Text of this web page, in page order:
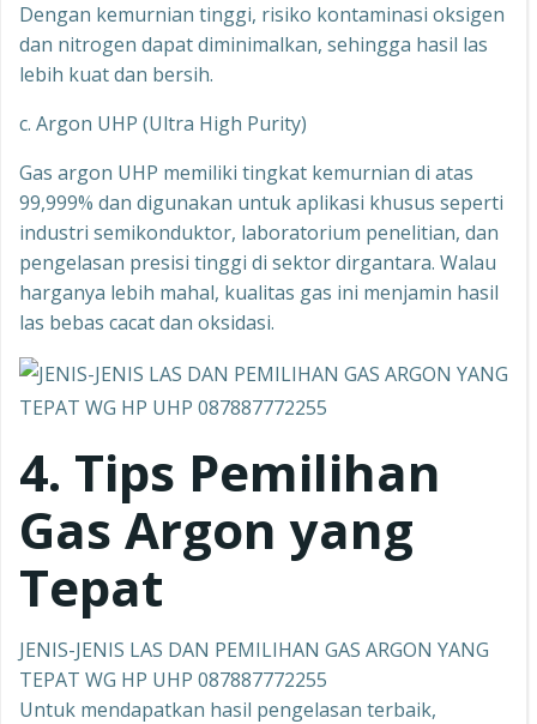
Dengan kemurnian tinggi, risiko kontaminasi oksigen
dan nitrogen dapat diminimalkan, sehingga hasil las
lebih kuat dan bersih.
c. Argon UHP (Ultra High Purity)
Gas argon UHP memiliki tingkat kemurnian di atas
99,999% dan digunakan untuk aplikasi khusus seperti
industri semikonduktor, laboratorium penelitian, dan
pengelasan presisi tinggi di sektor dirgantara. Walau
harganya lebih mahal, kualitas gas ini menjamin hasil
las bebas cacat dan oksidasi.
4. Tips Pemilihan
Gas Argon yang
Tepat
JENIS-JENIS LAS DAN PEMILIHAN GAS ARGON YANG
TEPAT WG HP UHP 087887772255
Untuk mendapatkan hasil pengelasan terbaik,